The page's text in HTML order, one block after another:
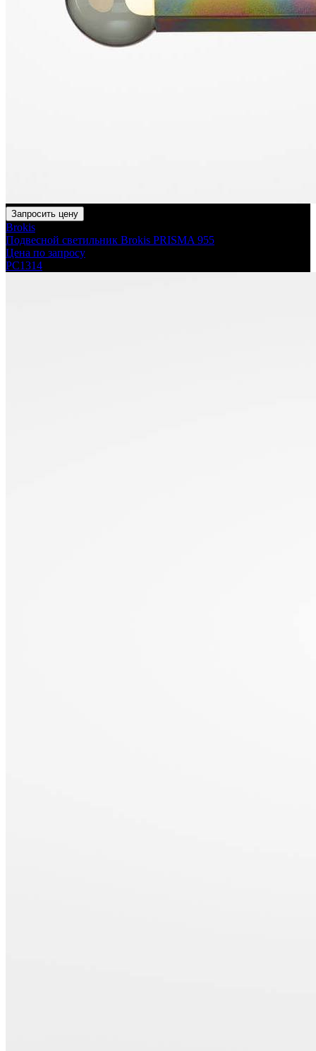
Запросить цену
Brokis
Подвесной светильник Brokis PRISMA 955
Цена по запросу
PC1314